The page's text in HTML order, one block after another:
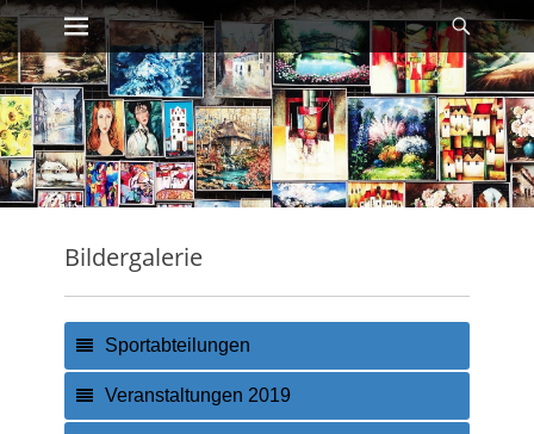
Zum
Inhalt:
Erstes Menü Suche
Bildergalerie
Sportabteilungen
Veranstaltungen 2019